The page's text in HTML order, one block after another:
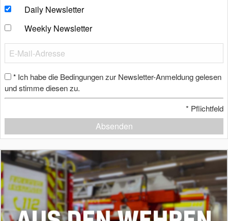
Daily Newsletter
Weekly Newsletter
* Ich habe die Bedingungen zur Newsletter-Anmeldung gelesen
und stimme diesen zu.
* Pflichtfeld
Absenden